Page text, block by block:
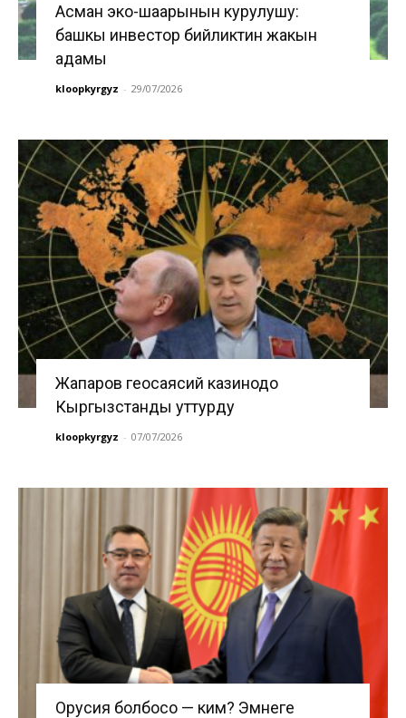
Асман эко-шаарынын курулушу:
башкы инвестор бийликтин жакын
адамы
kloopkyrgyz - 29/07/2026
Жапаров геосаясий казинодо
Кыргызстанды уттурду
kloopkyrgyz - 07/07/2026
Орусия болбосо — ким? Эмнеге